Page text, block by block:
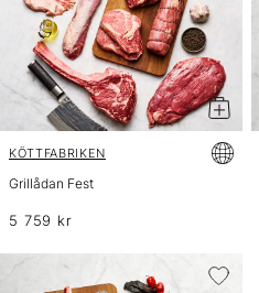
KÖTTFABRIKEN
Grillådan Fest
5 759 kr